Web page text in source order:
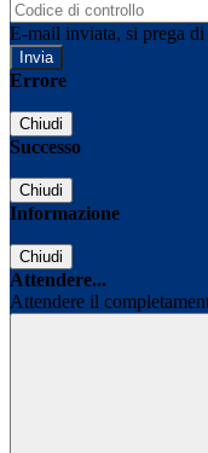
E-mail inviata, si prega
Errore
Chiudi
Successo
Chiudi
Informazione
Chiudi
Attendere...
Attendere il